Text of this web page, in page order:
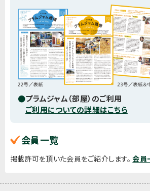
●プラムジャム（部屋）のご利用
ご利用についての詳細はこちら
会員一覧
掲載許可を頂いた会員をご紹介します。会員